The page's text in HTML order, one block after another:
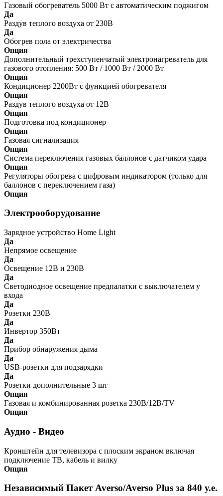
Газовый обогреватель 5000 Вт с автоматическим поджигом
Да
Раздув теплого воздуха от 230В
Да
Обогрев пола от электричества
Опция
Дополнительный трехступенчатый электронагреватель для
газового отопления: 500 Вт / 1000 Вт / 2000 Вт
Опция
Кондиционер 2200Вт с функцией обогревателя
Опция
Раздув теплого воздуха от 12В
Опция
Подготовка под кондиционер
Опция
Газовая сигнализация
Опция
Система переключения газовых баллонов с датчиком удара
Опция
Регуляторы обогрева с цифровым индикатором (только для
баллонов с переключением газа)
Опция
Электрооборудование
Зарядное устройство Home Light
Да
Непрямое освещение
Да
Освещение 12В и 230В
Да
Светодиодное освещение предпалатки с выключателем у
входа
Да
Розетки 230В
Да
Инвертор 350Вт
Да
Прибор обнаружения дыма
Да
USB-розетки для подзарядки
Да
Розетки дополнительные 3 шт
Опция
Газовая и комбинированная розетка 230В/12В/TV
Опция
Аудио - Видео
Кронштейн для телевизора с плоским экраном включая
подключение ТВ, кабель и вилку
Опция
Независимый Пакет Averso/Averso Plus за 840 у.е.